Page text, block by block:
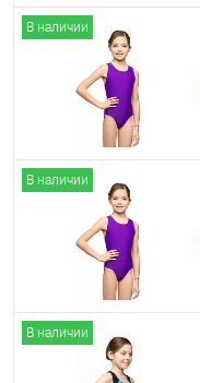
В наличии
В наличии
В наличии